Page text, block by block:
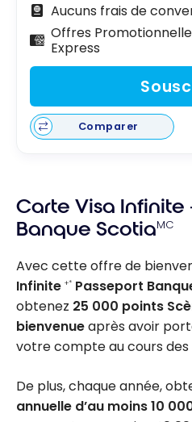
Aucuns frais de
Offres
Express
Comparer
Carte Visa Infinite
Banque ScotiaMC
Avec cette offre de
Infinite +* Passeport
obtenez 25 000 points
bienvenueaprès avoir
votre compte au cours
De plus, chaque année,
annuelle d’au moins 10